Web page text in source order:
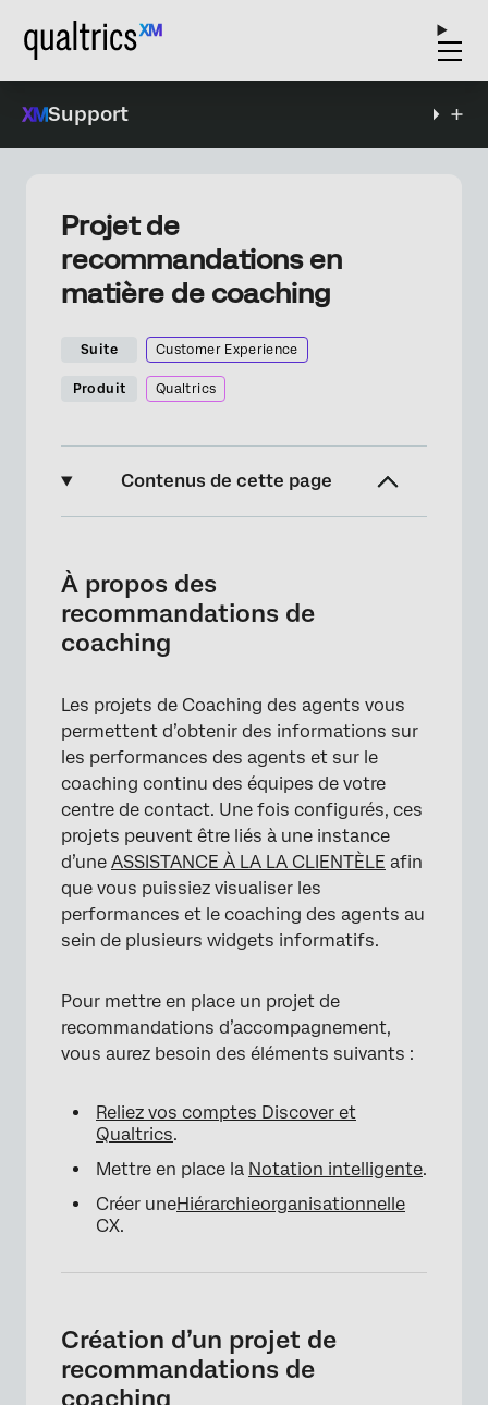
Support
Projet de
recommandations en
matière de coaching
Suite Customer Experience
Produit Qualtrics
Contenus de cette page
Création d’un projet de recommandations de
coaching
Onglet Détails du projet
À propos des
recommandations de
coaching
Les projets de Coaching des agents vous
permettent d’obtenir des informations sur
les performances des agents et sur le
coaching continu des équipes de votre
centre de contact. Une fois configurés, ces
projets peuvent être liés à une instance
d’une ASSISTANCE À LA LA CLIENTÈLE afin
que vous puissiez visualiser les
performances et le coaching des agents au
sein de plusieurs widgets informatifs.
Pour mettre en place un projet de
recommandations d’accompagnement,
vous aurez besoin des éléments suivants :
Reliez vos comptes Discover et
Qualtrics.
Mettre en place la Notation intelligente.
Créer uneHiérarchieorganisationnelle
CX.
Création d’un projet de
recommandations de
coaching